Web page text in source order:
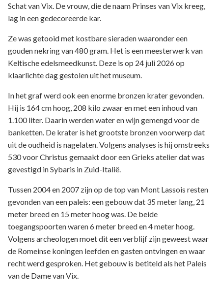
Schat van Vix. De vrouw, die de naam Prinses van Vix kreeg,
lag in een gedecoreerde kar.
Ze was getooid met kostbare sieraden waaronder een
gouden nekring van 480 gram. Het is een meesterwerk van
Keltische edelsmeedkunst. Deze is op 24 juli 2026 op
klaarlichte dag gestolen uit het museum.
In het graf werd ook een enorme bronzen krater gevonden.
Hij is 164 cm hoog, 208 kilo zwaar en met een inhoud van
1.100 liter. Daarin werden water en wijn gemengd voor de
banketten. De krater is het grootste bronzen voorwerp dat
uit de oudheid is nagelaten. Volgens analyses is hij omstreeks
530 voor Christus gemaakt door een Grieks atelier dat was
gevestigd in Sybaris in Zuid-Italië.
Tussen 2004 en 2007 zijn op de top van Mont Lassois resten
gevonden van een paleis: een gebouw dat 35 meter lang, 21
meter breed en 15 meter hoog was. De beide
toegangspoorten waren 6 meter breed en 4 meter hoog.
Volgens archeologen moet dit een verblijf zijn geweest waar
de Romeinse koningen leefden en gasten ontvingen en waar
recht werd gesproken. Het gebouw is betiteld als het Paleis
van de Dame van Vix.